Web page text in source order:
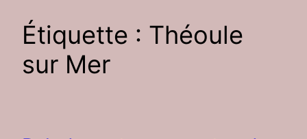
Étiquette : Théoule
sur Mer